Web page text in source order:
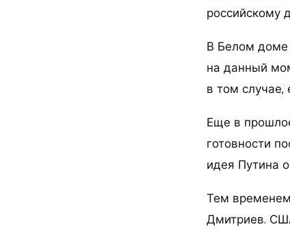
российскому
В Белом доме
на данный
в том случае,
Еще в
готовности
идея Путина
Тем временем
Дмитриев.